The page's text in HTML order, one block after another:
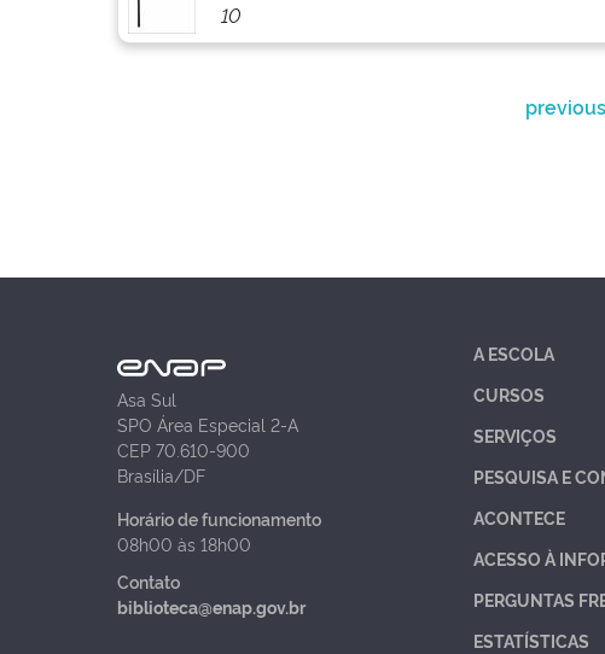
10
previous
Asa Sul
SPO Área Especial 2-A
CEP 70.610-900
Brasília/DF
Horário de funcionamento
08h00 às 18h00
Contato
biblioteca@enap.gov.br
A ESCOLA
CURSOS
SERVIÇOS
PESQUISA E
ACONTECE
ACESSO À
PERGUNTAS
ESTATÍSTICAS